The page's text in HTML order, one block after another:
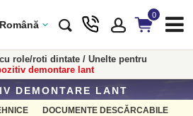
Română
0
role/roti dintate / Unelte pentru
demontare lant
DEMONTARE LANT
DOCUMENTE DESCĂRCABILE